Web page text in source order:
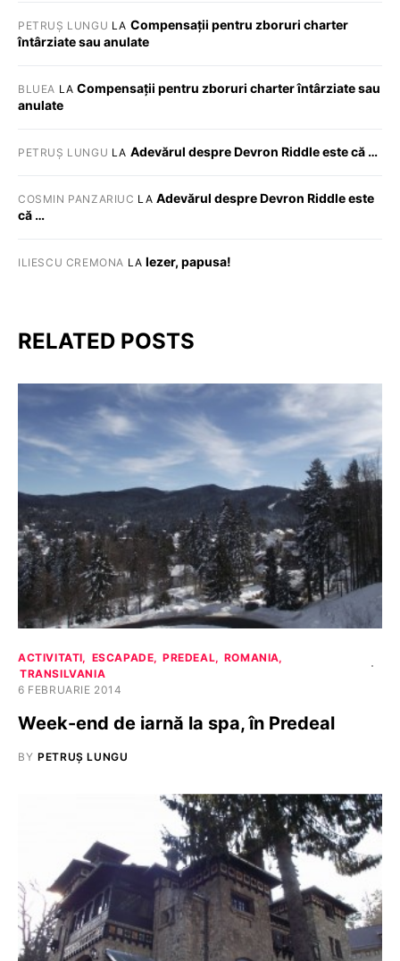
PETRUȘ LUNGU LA Compensații pentru zboruri charter
întârziate sau anulate
BLUEA LACompensații pentru zboruri charter întârziate sau
anulate
PETRUȘ LUNGU LA Adevărul despre Devron Riddle este că …
COSMIN PANZARIUC LA Adevărul despre Devron Riddle este
că …
ILIESCU CREMONA LAIezer, papusa!
RELATED POSTS
ACTIVITATI ESCAPADE PREDEAL
ROMANIA
TRANSILVANIA
6 FEBRUARIE 2014
Week-end de iarnă la spa, în Predeal
BY PETRUȘ LUNGU